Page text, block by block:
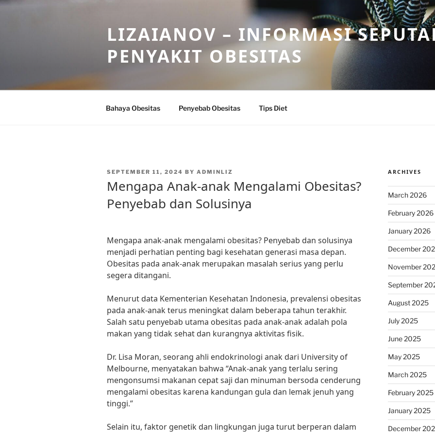
Skip
LIZAIANOV – INFORMASI
PENYAKIT OBESITAS
Bahaya Obesitas Penyebab Obesitas Tips Diet
POSTED
SEPTEMBER 11, 2024 BY ADMINLIZ
Mengapa Anak-anak Mengalami Obesitas?
Penyebab dan Solusinya
Mengapa anak-anak mengalami obesitas? Penyebab dan solusinya
menjadi perhatian penting bagi kesehatan generasi masa depan.
Obesitas pada anak-anak merupakan masalah serius yang perlu
segera ditangani.
Menurut data Kementerian Kesehatan Indonesia, prevalensi obesitas
pada anak-anak terus meningkat dalam beberapa tahun terakhir.
Salah satu penyebab utama obesitas pada anak-anak adalah pola
makan yang tidak sehat dan kurangnya aktivitas fisik.
Dr. Lisa Moran, seorang ahli endokrinologi anak dari University of
Melbourne, menyatakan bahwa “Anak-anak yang terlalu sering
mengonsumsi makanan cepat saji dan minuman bersoda cenderung
mengalami obesitas karena kandungan gula dan lemak jenuh yang
tinggi.”
Selain itu, faktor genetik dan lingkungan juga turut berperan dalam
ARCHIVES
March 2026
February 2026
January 2026
December
November
September
August 2025
July 2025
June 2025
May 2025
March 2025
February 2025
January 2025
December